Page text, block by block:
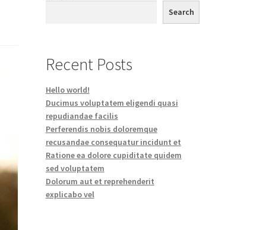
Search
Recent Posts
Hello world!
Ducimus voluptatem eligendi quasi
repudiandae facilis
Perferendis nobis doloremque
recusandae consequatur incidunt et
Ratione ea dolore cupiditate quidem
sed voluptatem
Dolorum aut et reprehenderit
explicabo vel